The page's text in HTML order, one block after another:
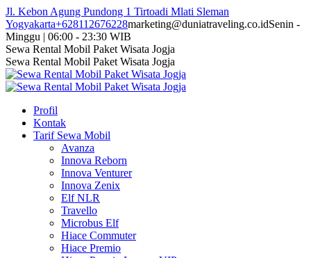
Skip
to
content
Jl. Kebon Agung Pundong 1 Tirtoadi Mlati Sleman
Yogyakarta+628112676228marketing@duniatraveling.co.idSenin -
Minggu | 06:00 - 23:30 WIB
Facebook
page
opens
in
window
Twitter
page
opens
in
window
Instagram
page
opens
in
window
YouTube
page
opens
in
window
Sewa Rental Mobil Paket Wisata Jogja
Sewa Rental Mobil Paket Wisata Jogja
Profil
Kontak
Tarif Sewa Mobil
Avanza
Innova Reborn
Innova Venturer
Innova Zenix
Elf NLR
Travello
Microbus Elf
Hiace Commuter
Hiace Premio